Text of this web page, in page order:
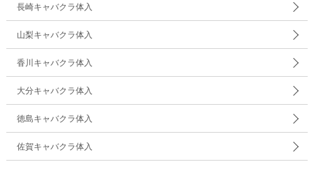
長崎キャバクラ体入
山梨キャバクラ体入
香川キャバクラ体入
大分キャバクラ体入
徳島キャバクラ体入
佐賀キャバクラ体入